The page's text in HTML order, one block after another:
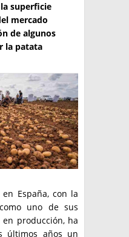
BUSCAR
superficie
mercado
de algunos
la patata
España, con la
uno de sus
producción, ha
últimos años un